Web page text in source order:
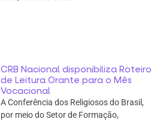
CRB Nacional disponibiliza Roteiro
de Leitura Orante para o Mês
Vocacional
A Conferência dos Religiosos do Brasil,
por meio do Setor de Formação,